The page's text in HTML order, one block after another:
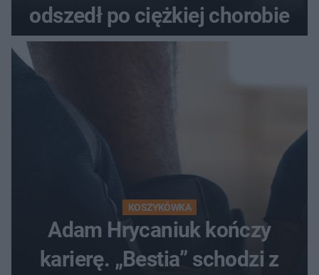
odszedł po ciężkiej chorobie
KOSZYKÓWKA
Adam Hrycaniuk kończy
karierę. „Bestia” schodzi z